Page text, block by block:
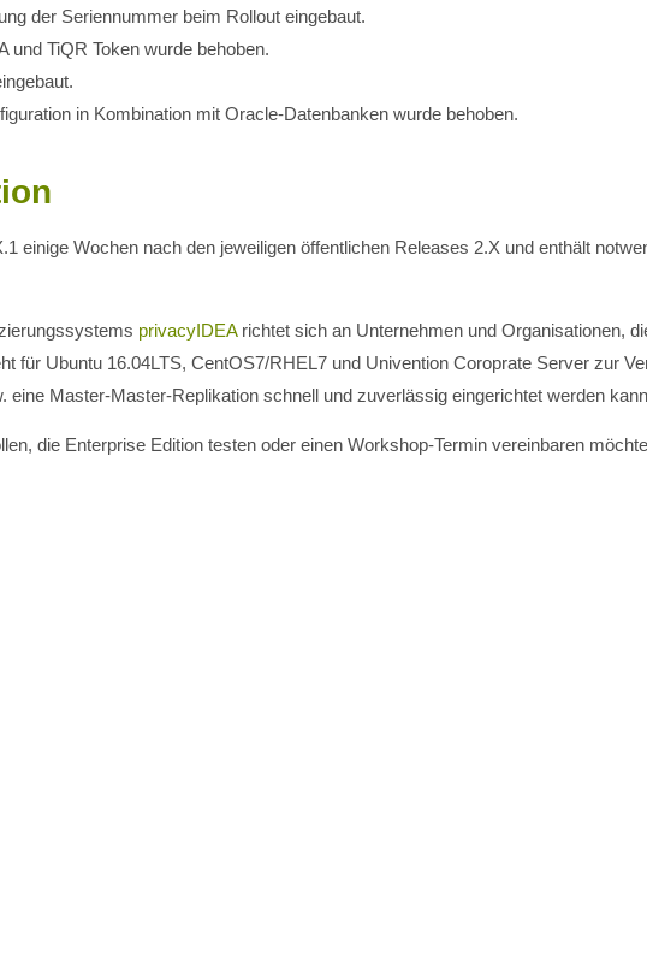
der Seriennummer beim Rollout eingebaut.
und TiQR Token wurde behoben.
in Kombination mit Oracle-Datenbanken wurde behoben.
einige Wochen nach den jeweiligen öffentlichen Releases 2.X und enthält
privacyIDEArichtet sich an Unternehmen und Organisationen,
für Ubuntu 16.04LTS, CentOS7/RHEL7 und Univention Coroprate Server zur
eine Master-Master-Replikation schnell und zuverlässig eingerichtet werden
die Enterprise Edition testen oder einen Workshop-Termin vereinbaren